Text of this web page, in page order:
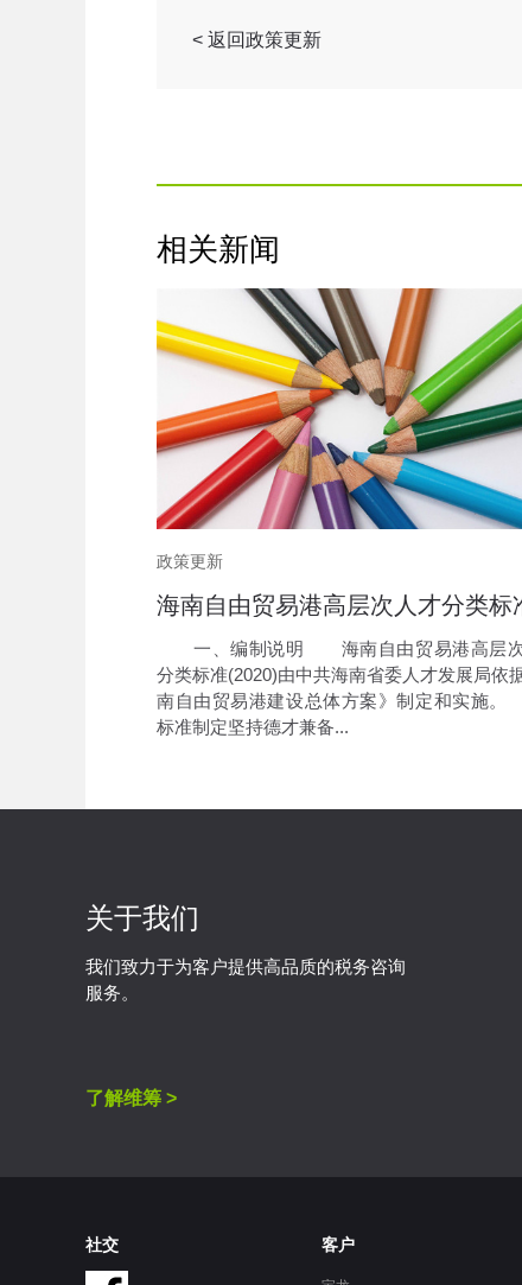
< 返回政策更新
相关新闻
政策更新
一、编制说明 海南自由贸易港高层
分类标准(2020)由中共海南省委人才发展局依
南自由贸易港建设总体方案》制定和实施
标准制定坚持德才兼备...
关于我们
我们致力于为客户提供高品质的税务咨询
服务。
了解维筹 >
社交 客户